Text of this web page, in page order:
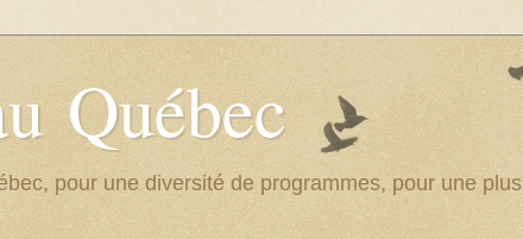
Québec
pour une diversité de programmes, pour une plus